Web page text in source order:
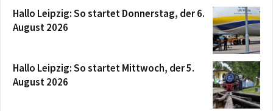
Hallo Leipzig: So startet Donnerstag, der 6.
August 2026
Hallo Leipzig: So startet Mittwoch, der 5.
August 2026